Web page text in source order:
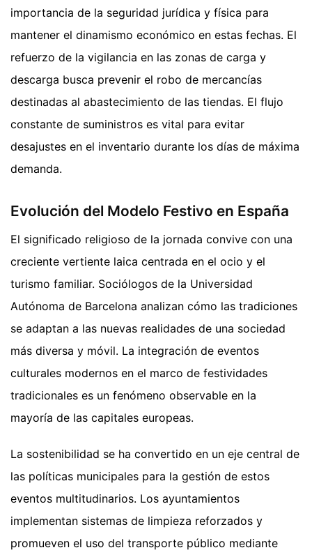
importancia de la seguridad jurídica y física para
mantener el dinamismo económico en estas fechas. El
refuerzo de la vigilancia en las zonas de carga y
descarga busca prevenir el robo de mercancías
destinadas al abastecimiento de las tiendas. El flujo
constante de suministros es vital para evitar
desajustes en el inventario durante los días de máxima
demanda.
Evolución del Modelo Festivo en España
El significado religioso de la jornada convive con una
creciente vertiente laica centrada en el ocio y el
turismo familiar. Sociólogos de la Universidad
Autónoma de Barcelona analizan cómo las tradiciones
se adaptan a las nuevas realidades de una sociedad
más diversa y móvil. La integración de eventos
culturales modernos en el marco de festividades
tradicionales es un fenómeno observable en la
mayoría de las capitales europeas.
La sostenibilidad se ha convertido en un eje central de
las políticas municipales para la gestión de estos
eventos multitudinarios. Los ayuntamientos
implementan sistemas de limpieza reforzados y
promueven el uso del transporte público mediante